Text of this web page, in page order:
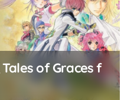
Tales of Graces f